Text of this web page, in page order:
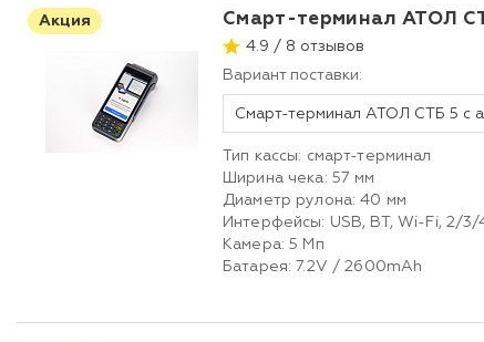
Акция Смарт-терминал АТОЛ
4.9 / 8 отзывов
Вариант поставки:
Тип кассы: смарт-терминал
Ширина чека: 57 мм
Диаметр рулона: 40 мм
Интерфейсы: USB, BT, Wi-Fi, 2/3/
Камера: 5 Мп
Батарея: 7.2V / 2600mAh